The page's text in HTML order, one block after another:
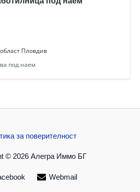
Пловдив
под наем
за поверителност
© 2026 Алегра Иммо БГ
Webmail